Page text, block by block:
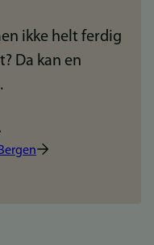
ikke helt ferdig
Da kan en